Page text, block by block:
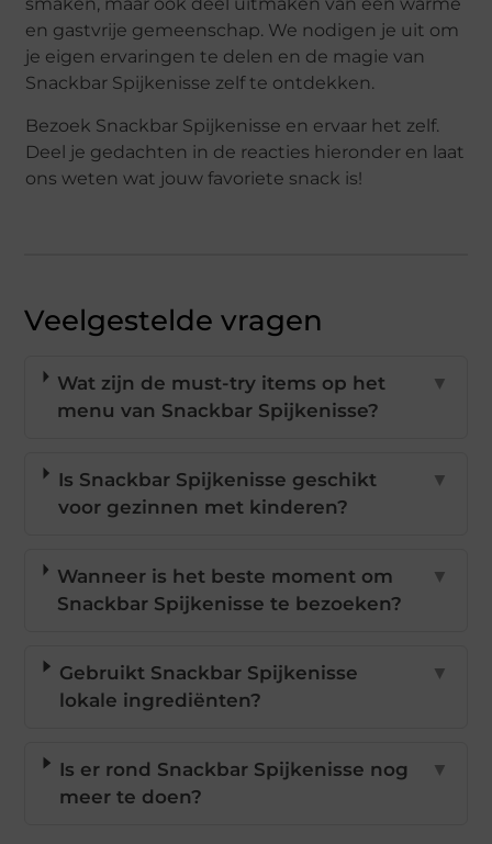
en gastvrije gemeenschap. We nodigen je uit om
je eigen ervaringen te delen en de magie van
Snackbar Spijkenisse zelf te ontdekken.
Bezoek Snackbar Spijkenisse en ervaar het zelf.
Deel je gedachten in de reacties hieronder en laat
ons weten wat jouw favoriete snack is!
Veelgestelde vragen
Wat zijn de must-try items op het
menu van Snackbar Spijkenisse?
▼
Is Snackbar Spijkenisse geschikt
voor gezinnen met kinderen?
▼
Wanneer is het beste moment om
Snackbar Spijkenisse te bezoeken?
▼
Gebruikt Snackbar Spijkenisse
lokale ingrediënten?
▼
Is er rond Snackbar Spijkenisse nog
meer te doen?
▼